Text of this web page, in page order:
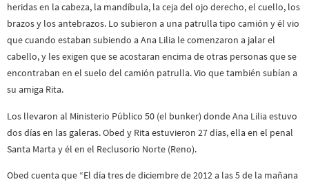
heridas en la cabeza, la mandíbula, la ceja del ojo derecho, el cuello, los
brazos y los antebrazos. Lo subieron a una patrulla tipo camión y él vio
que cuando estaban subiendo a Ana Lilia le comenzaron a jalar el
cabello, y les exigen que se acostaran encima de otras personas que se
encontraban en el suelo del camión patrulla. Vio que también subían a
su amiga Rita.
Los llevaron al Ministerio Público 50 (el bunker) donde Ana Lilia estuvo
dos días en las galeras. Obed y Rita estuvieron 27 días, ella en el penal
Santa Marta y él en el Reclusorio Norte (Reno).
Obed cuenta que “El día tres de diciembre de 2012 a las 5 de la mañana